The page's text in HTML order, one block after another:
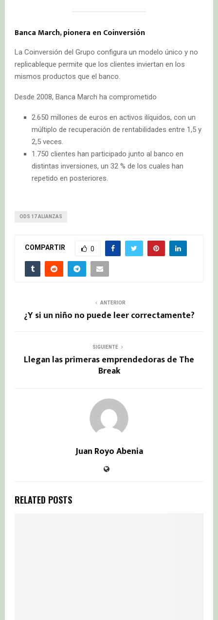
Banca March, pionera en Coinversión
La Coinversión del Grupo configura un modelo único y no
replicableque permite que los clientes inviertan en los
mismos productos que el banco.
Desde 2008, Banca March ha comprometido
2.650 millones de euros en activos ilíquidos, con un
múltiplo de recuperación de rentabilidades entre 1,5 y
2,5 veces.
1.750 clientes han participado junto al banco en
distintas inversiones, un 32 % de los cuales han
repetido en posteriores.
ODS 17 ALIANZAS
COMPARTIR 0
ANTERIOR
¿Y si un niño no puede leer correctamente?
SIGUIENTE
Llegan las primeras emprendedoras de The
Break
Juan Royo Abenia
RELATED POSTS